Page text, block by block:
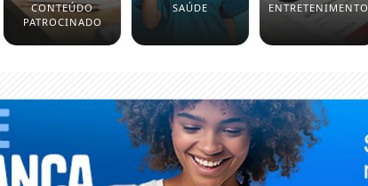
CONTEÚDO
PATROCINADO
SAÚDE ENTRETENIMENTO